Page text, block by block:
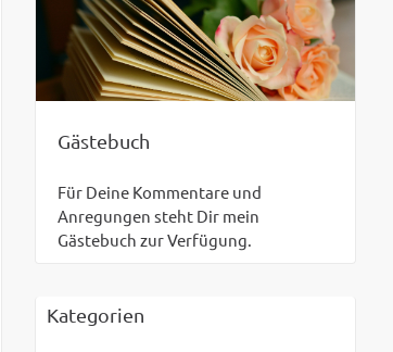
Gästebuch
Für Deine Kommentare und
Anregungen steht Dir mein
Gästebuch zur Verfügung.
Kategorien